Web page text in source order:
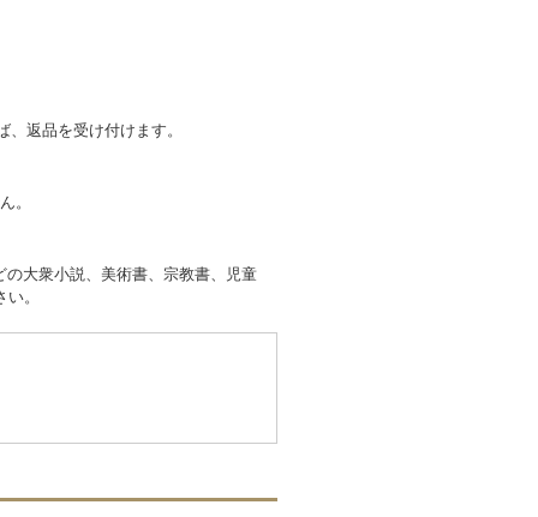
返品を受け付けます。
。
大衆小説、美術書、宗教書、児童
。